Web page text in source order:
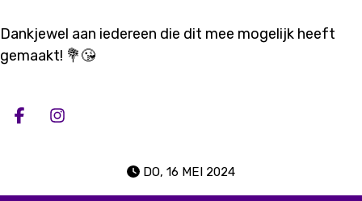
Dankjewel aan iedereen die dit mee mogelijk heeft
gemaakt! 💐😘
Deel op facebook
Deel op Instagram
DO, 16 MEI 2024